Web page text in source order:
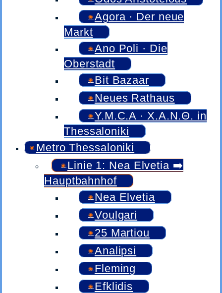
Agora · Der neue
Markt
Ano Poli · Die
Oberstadt
Bit Bazaar
Neues Rathaus
Y.M.C.A · Χ.Α.Ν.Θ. in
Thessaloniki
Metro Thessaloniki
Linie 1: Nea Elvetia ➡️
Hauptbahnhof
Nea Elvetia
Voulgari
25 Martiou
Analipsi
Fleming
Efklidis